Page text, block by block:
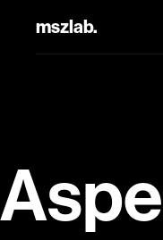
mszlab.